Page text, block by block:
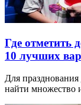
Где отметить
10 лучших
Для
найти множество